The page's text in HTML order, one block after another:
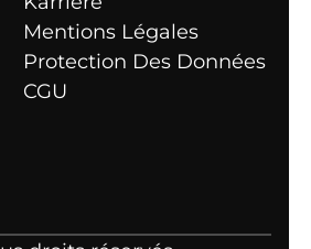
Mentions Légales
Protection Des Données
CGU